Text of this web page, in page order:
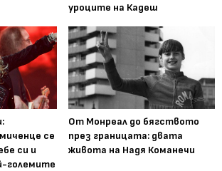
уроците на Кадеш
се
си и
големите
От Монреал до бягството
през границата: двата
живота на Надя Команечи